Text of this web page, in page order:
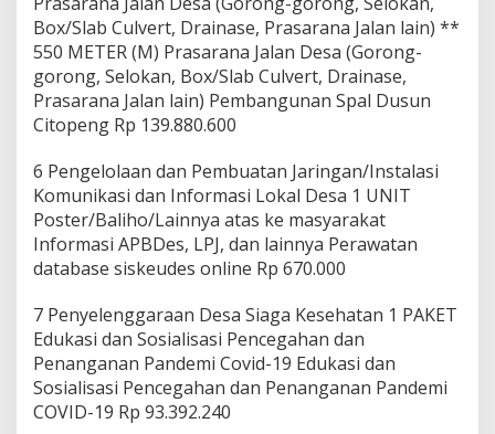
Box/Slab Culvert, Drainase, Prasarana Jalan lain) **
550 METER (M) Prasarana Jalan Desa (Gorong-
gorong, Selokan, Box/Slab Culvert, Drainase,
Prasarana Jalan lain) Pembangunan Spal Dusun
Citopeng Rp 139.880.600
6 Pengelolaan dan Pembuatan Jaringan/Instalasi
Komunikasi dan Informasi Lokal Desa 1 UNIT
Poster/Baliho/Lainnya atas ke masyarakat
Informasi APBDes, LPJ, dan lainnya Perawatan
database siskeudes online Rp 670.000
7 Penyelenggaraan Desa Siaga Kesehatan 1 PAKET
Edukasi dan Sosialisasi Pencegahan dan
Penanganan Pandemi Covid-19 Edukasi dan
Sosialisasi Pencegahan dan Penanganan Pandemi
COVID-19 Rp 93.392.240